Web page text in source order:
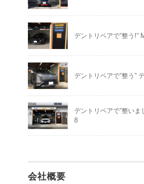
デントリペアで”整う!”
デントリペアで”整う”
デントリペアで”整いま
8
会社概要